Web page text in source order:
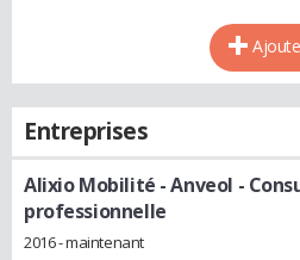
Entreprises
Alixio Mobilité - Anveol -
professionnelle
2016 - maintenant